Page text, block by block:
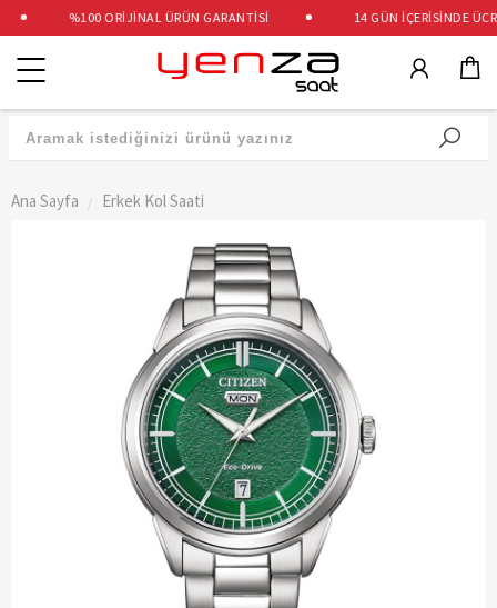
%100 ORİJİNAL ÜRÜN GARANTİSİ 14 GÜN İÇERİSİNDE
Kategoriler
Ana Sayfa Erkek Kol Saati